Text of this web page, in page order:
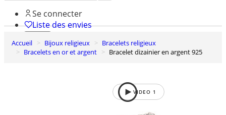
Se connecter
Liste des envies
0
Panier
Accueil Bijoux religieux
Bracelets religieux
Bracelets en or et argent
Bracelet dizainier en argent 925
VIDEO 1